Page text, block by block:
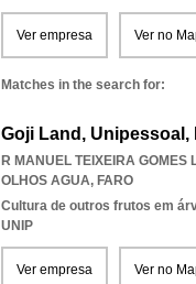
Ver empresa Ver no
Matches in the search for:
Goji Land, Unipessoal,
R MANUEL TEIXEIRA GOMES
OLHOS AGUA, FARO
Cultura de outros frutos em
UNIP
Ver empresa Ver no